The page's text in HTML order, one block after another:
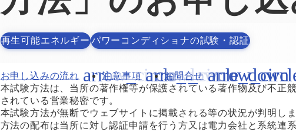
再生可能エネルギーパワーコンディショナの試験・認証
お申し込みの流れ 注意事項
お問合せ
本試験方法は、当所の著作権等が保護されている著作物及び不正
されている営業秘密です。
本試験方法が無断でウェブサイトに掲載される等の状況が判明し
方法の配布は当所に対し認証申請を行う方又は電力会社と系統連